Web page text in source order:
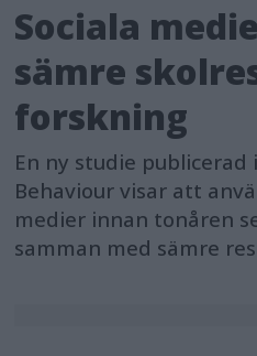
Sociala
sämre
forskning
En ny studie
Behaviour visar att
medier innan tonåren
samman med sämre